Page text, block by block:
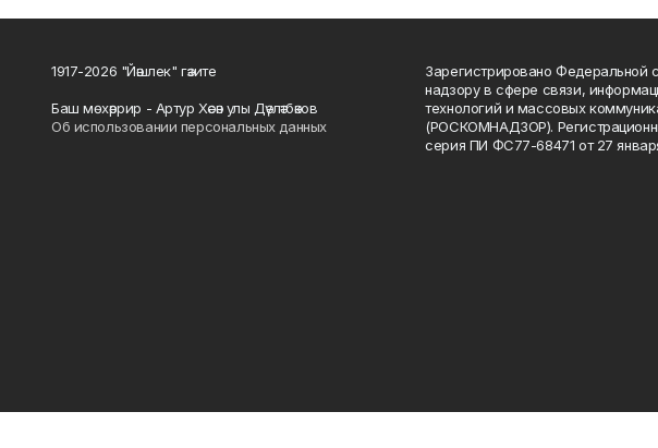
1917-2026 "Йәшлек" гәзите
Баш мөхәррир - Артур Хәсән улы Дәүләтбәков
Об использовании персональных данных
Зарегистрировано Федеральной
надзору в сфере связи,
технологий и массовых
(РОСКОМНАДЗОР).
серия ПИ ФС77-68471 от 27